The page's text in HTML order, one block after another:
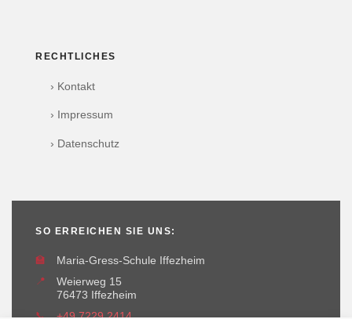
RECHTLICHES
› Kontakt
› Impressum
› Datenschutz
SO ERREICHEN SIE UNS:
🏫
Maria-Gress-Schule Iffezheim
📍
Weierweg 15
76473 Iffezheim
📞
+49 7229 2414